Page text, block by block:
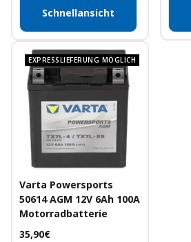
Schnellansicht
EXPRESSLIEFERUNG MÖGLICH
Varta Powersports
50614 AGM 12V 6Ah 100A
Motorradbatterie
Angebotspreis
35,90€